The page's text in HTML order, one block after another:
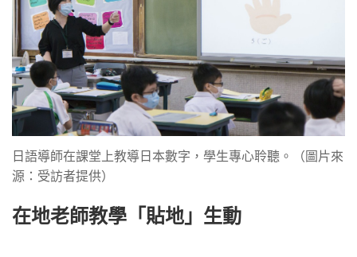
日語導師在課堂上教導日本數字，學生專心聆聽。（圖片來
源：受訪者提供）
在地老師教學「貼地」生動